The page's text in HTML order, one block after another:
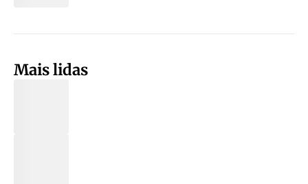
Mais lidas